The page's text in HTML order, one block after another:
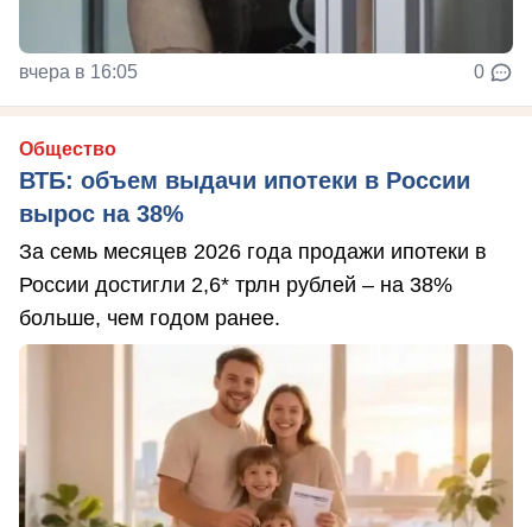
вчера в 16:05 0
Общество
ВТБ: объем выдачи ипотеки в России
вырос на 38%
За семь месяцев 2026 года продажи ипотеки в
России достигли 2,6* трлн рублей – на 38%
больше, чем годом ранее.